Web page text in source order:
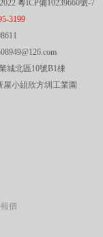
粵ICP備10239660號-7
3199
城北區10號B1棟
小組欣方圳工業園
價